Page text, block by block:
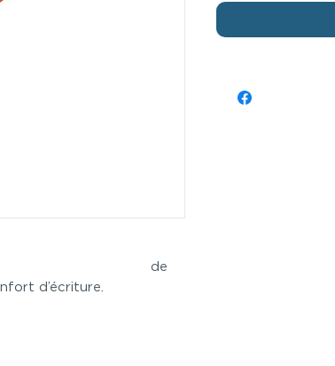
de
d’écriture.